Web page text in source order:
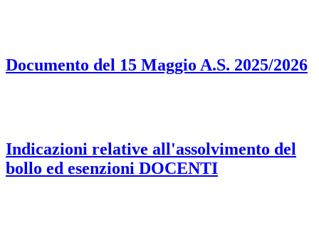
Documento del 15 Maggio A.S. 2025/2026
Indicazioni relative all'assolvimento del
bollo ed esenzioni DOCENTI